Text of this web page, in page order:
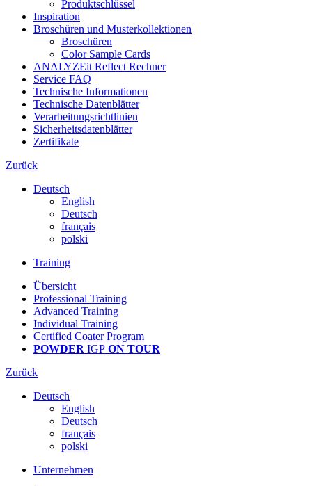
Produktschlüssel
Inspiration
Broschüren und Musterkollektionen
Broschüren
Color Sample Cards
ANALYZEit Reflect Rechner
Service FAQ
Technische Informationen
Technische Datenblätter
Verarbeitungsrichtlinien
Sicherheitsdatenblätter
Zertifikate
Zurück
Deutsch
English
Deutsch
français
polski
Training
Übersicht
Professional Training
Advanced Training
Individual Training
Certified Coater Program
POWDER IGP ON TOUR
Zurück
Deutsch
English
Deutsch
français
polski
Unternehmen